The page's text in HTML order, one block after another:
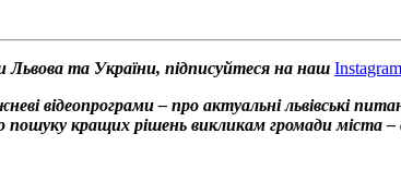
та України, підписуйтеся на наш Instagram
відеопрограми – про актуальні львівські
пошуку кращих рішень викликам громади міста